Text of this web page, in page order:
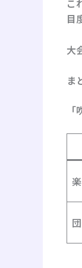
こ
目
大
ま